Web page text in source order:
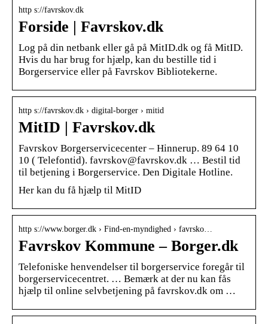
http s://favrskov.dk
Forside | Favrskov.dk
Log på din netbank eller gå på MitID.dk og få MitID.
Hvis du har brug for hjælp, kan du bestille tid i
Borgerservice eller på Favrskov Bibliotekerne.
http s://favrskov.dk › digital-borger › mitid
MitID | Favrskov.dk
Favrskov Borgerservicecenter – Hinnerup. 89 64 10
10 ( Telefontid). favrskov@favrskov.dk … Bestil tid
til betjening i Borgerservice. Den Digitale Hotline.
Her kan du få hjælp til MitID
http s://www.borger.dk › Find-en-myndighed › favrsko…
Favrskov Kommune – Borger.dk
Telefoniske henvendelser til borgerservice foregår til
borgerservicecentret. … Bemærk at der nu kan fås
hjælp til online selvbetjening på favrskov.dk om …